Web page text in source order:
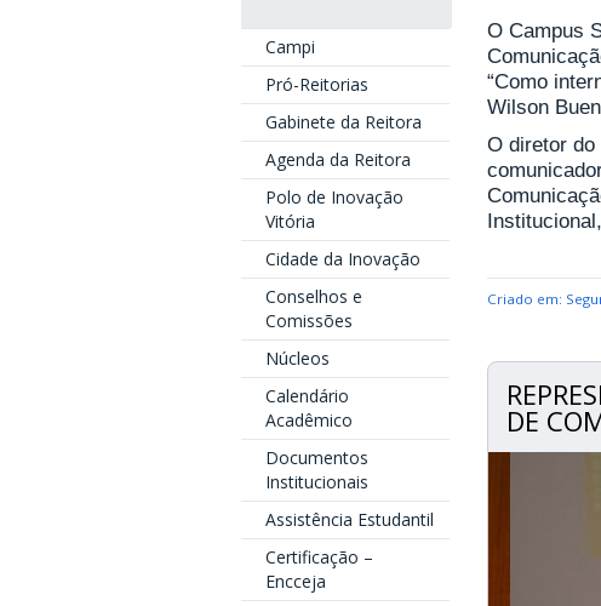
Campi
Pró-Reitorias
Gabinete da Reitora
Agenda da Reitora
Polo de Inovação
Vitória
Cidade da Inovação
Conselhos e
Comissões
Núcleos
Calendário
Acadêmico
Documentos
Institucionais
Assistência Estudantil
Certificação –
Encceja
O Campus
“Como
Wilson
O diretor
Criado em:
DE